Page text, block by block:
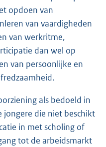
opdoen van
van vaardigheden
van werkritme,
dan wel op
van persoonlijke en
als bedoeld in
jongere die niet beschikt
in met scholing of
tot de arbeidsmarkt